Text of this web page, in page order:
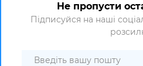
Не пропусти
Підписуйся на наші